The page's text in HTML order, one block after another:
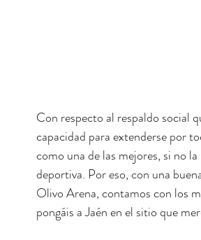
Con respecto al respaldo social
capacidad para extenderse por
como una de las mejores, si no
deportiva. Por eso, con una
Olivo Arena, contamos con los
pongáis a Jaén en el sitio que